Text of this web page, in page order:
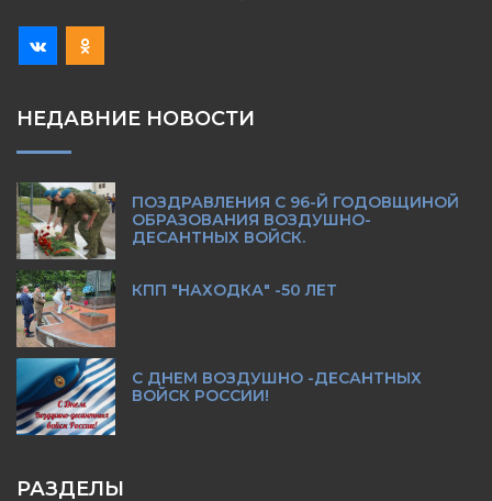
НЕДАВНИЕ НОВОСТИ
ПОЗДРАВЛЕНИЯ С 96-Й ГОДОВЩИНОЙ
ОБРАЗОВАНИЯ ВОЗДУШНО-
ДЕСАНТНЫХ ВОЙСК.
КПП "НАХОДКА" -50 ЛЕТ
С ДНЕМ ВОЗДУШНО -ДЕСАНТНЫХ
ВОЙСК РОССИИ!
РАЗДЕЛЫ